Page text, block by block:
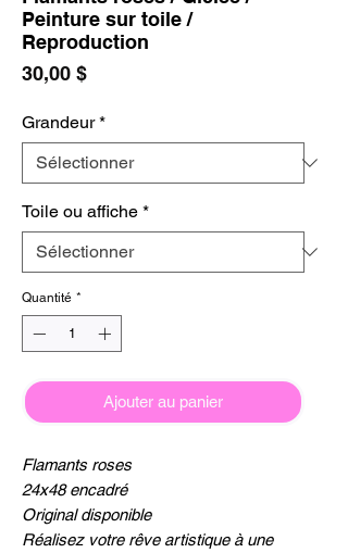
Peinture sur toile /
Reproduction
30,00 $Prix
Grandeur *
Toile ou affiche *
Quantité *
Ajouter au panier
Flamants roses
24x48 encadré
Original disponible
Réalisez votre rêve artistique à une